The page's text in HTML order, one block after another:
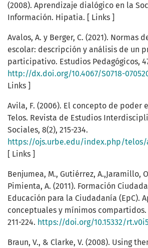
(2008). Aprendizaje dialógico en la
Información. Hipatia. [ Links ]
Avalos, A. y Berger, C. (2021). Normas
escolar: descripción y análisis de un
participativo. Estudios Pedagógicos,
http://dx.doi.org/10.4067/S0718-
Links ]
Avila, F. (2006). El concepto de poder
Telos. Revista de Estudios
Sociales, 8(2), 215-234.
https://ojs.urbe.edu/index.php/
[ Links ]
Benjumea, M., Gutiérrez, A.,Jaramillo,
Pimienta, A. (2011). Formación
Educación para la Ciudadanía (EpC).
conceptuales y mínimos compartidos.
211-224. https://doi.org/10.15332/
Braun, V., & Clarke, V. (2008). Using